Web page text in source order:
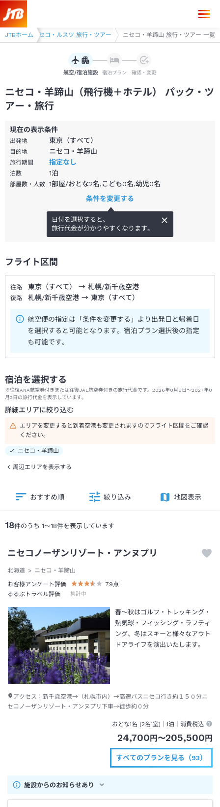
JTBホーム
ツアー ニセコ・ルスツ 旅行・ツアー ニセコ・羊蹄山 旅行・ツアー 一覧
航空/宿泊施設 宿泊プラン 確認・変更
ニセコ・羊蹄山（飛行機＋ホテル） パック・ツ
アー・旅行
現在の表示条件
出発地 東京（すべて）
目的地 ニセコ・羊蹄山
旅行期間 指定なし
泊数 1泊
部屋数・人数 1部屋/おとな2名,こども0名,幼児0名
条件を変更する
日付を選択すると、
旅行代金が分かりやすくなります。
フライト区間
往路 東京（すべて） → 札幌/新千歳空港
復路 札幌/新千歳空港 → 東京（すべて）
航空便の指定は「条件を変更する」より出発日と帰着日
を選択すると可能となります。宿泊プラン選択後の指定
も可能です。
宿泊を選択する
※往復ANA航空券付きまたは往復JAL航空券付きの旅行代金です。2026年8月8日～2027年8
月2日の旅行代金を表示しています。
詳細エリアに絞り込む
エリアを変更すると到着空港も変更されますのでフライト区間をご確認
ください。
ニセコ・羊蹄山
周辺エリアを表示する
18件のうち 1～18件を表示しています
おすすめ順 絞り込み 地図表示
ニセコノーザンリゾート・アンヌプリ
北海道
ニセコ・羊蹄山
お客様アンケート評価
79 点
るるぶトラベル評価
集計中
春～秋はゴルフ・トレッキング・
熱気球・フィッシング・ラフティ
ング、冬はスキーと様々なアウト
ドアライフを演出いたします。
アクセス： 新千歳空港→（札幌市内）→高速バスニセコ行き約１５０分ニ
セコノーザンリゾート・アンヌプリ下車→徒歩約０分
おとな1名 (2名1室)｜1泊 ｜消費税込
24,700 円 〜205,500 円
すべてのプランを見る（93）
施設からのお知らせあり